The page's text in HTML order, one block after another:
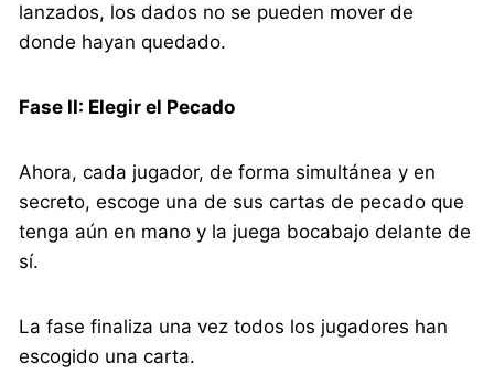
lanzados, los dados no se pueden mover de
donde hayan quedado.
Fase II: Elegir el Pecado
Ahora, cada jugador, de forma simultánea y en
secreto, escoge una de sus cartas de pecado que
tenga aún en mano y la juega bocabajo delante de
sí.
La fase finaliza una vez todos los jugadores han
escogido una carta.